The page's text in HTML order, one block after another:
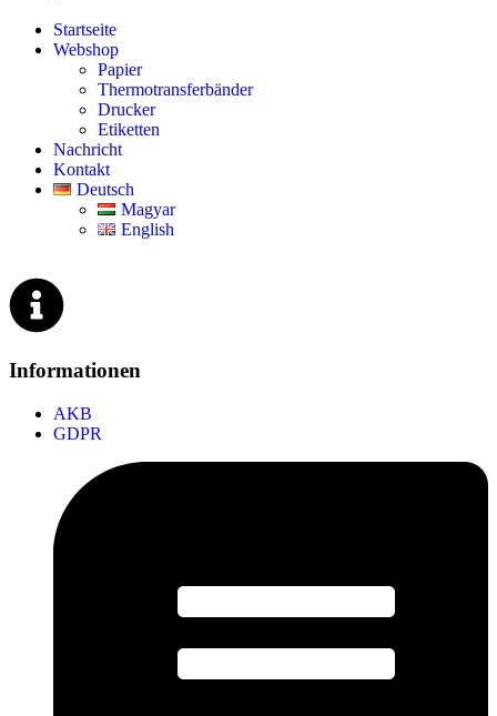
Startseite
Webshop
Papier
Thermotransferbänder
Drucker
Etiketten
Nachricht
Kontakt
Deutsch
Magyar
English
Informationen
AKB
GDPR